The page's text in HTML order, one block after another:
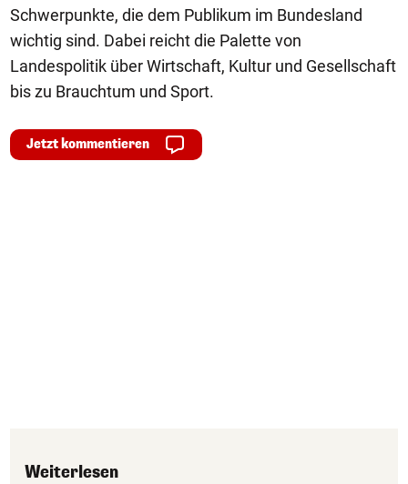
Schwerpunkte, die dem Publikum im Bundesland
wichtig sind. Dabei reicht die Palette von
Landespolitik über Wirtschaft, Kultur und Gesellschaft
bis zu Brauchtum und Sport.
Jetzt kommentieren
Weiterlesen